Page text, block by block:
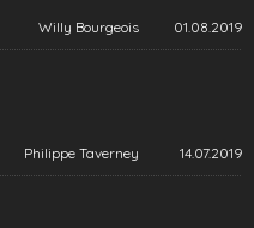
Willy Bourgeois 01.08.2019
Philippe Taverney 14.07.2019